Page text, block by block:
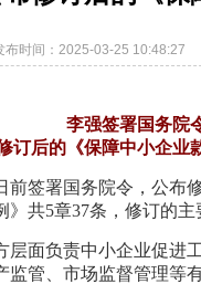
布时间：2025-03-25 10:48:27
李强签署国务院
订后的《保障中小企业
前签署国务院令，公布
》共5章37条，修订的主
面负责中小企业促进
管、市场监督管理等